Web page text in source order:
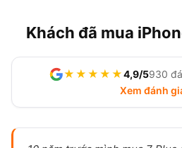
Khách đã mua
★★★★★4,9/5930
Xem đánh